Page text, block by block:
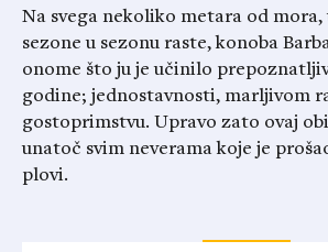
Na svega nekoliko metara od mora,
sezone u sezonu raste, konoba
onome što ju je učinilo
godine; jednostavnosti, marljivom
gostoprimstvu. Upravo zato ovaj
unatoč svim neverama koje je
plovi.